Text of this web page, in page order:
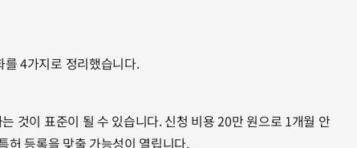
4가지로 정리했습니다.
것이 표준이 될 수 있습니다. 신청 비용 20만 원으로 1개월 안
허 등록을 맞출 가능성이 열립니다.